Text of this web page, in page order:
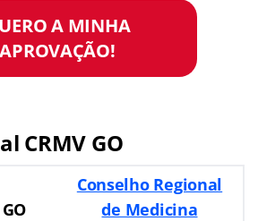
A MINHA
APROVAÇÃO!
CRMV GO
Conselho Regional
de Medicina